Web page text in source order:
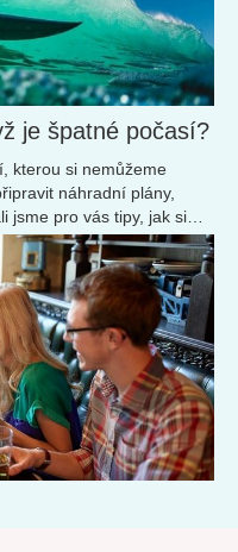
je špatné počasí?
kterou si nemůžeme
náhradní plány,
jsme pro vás tipy, jak si